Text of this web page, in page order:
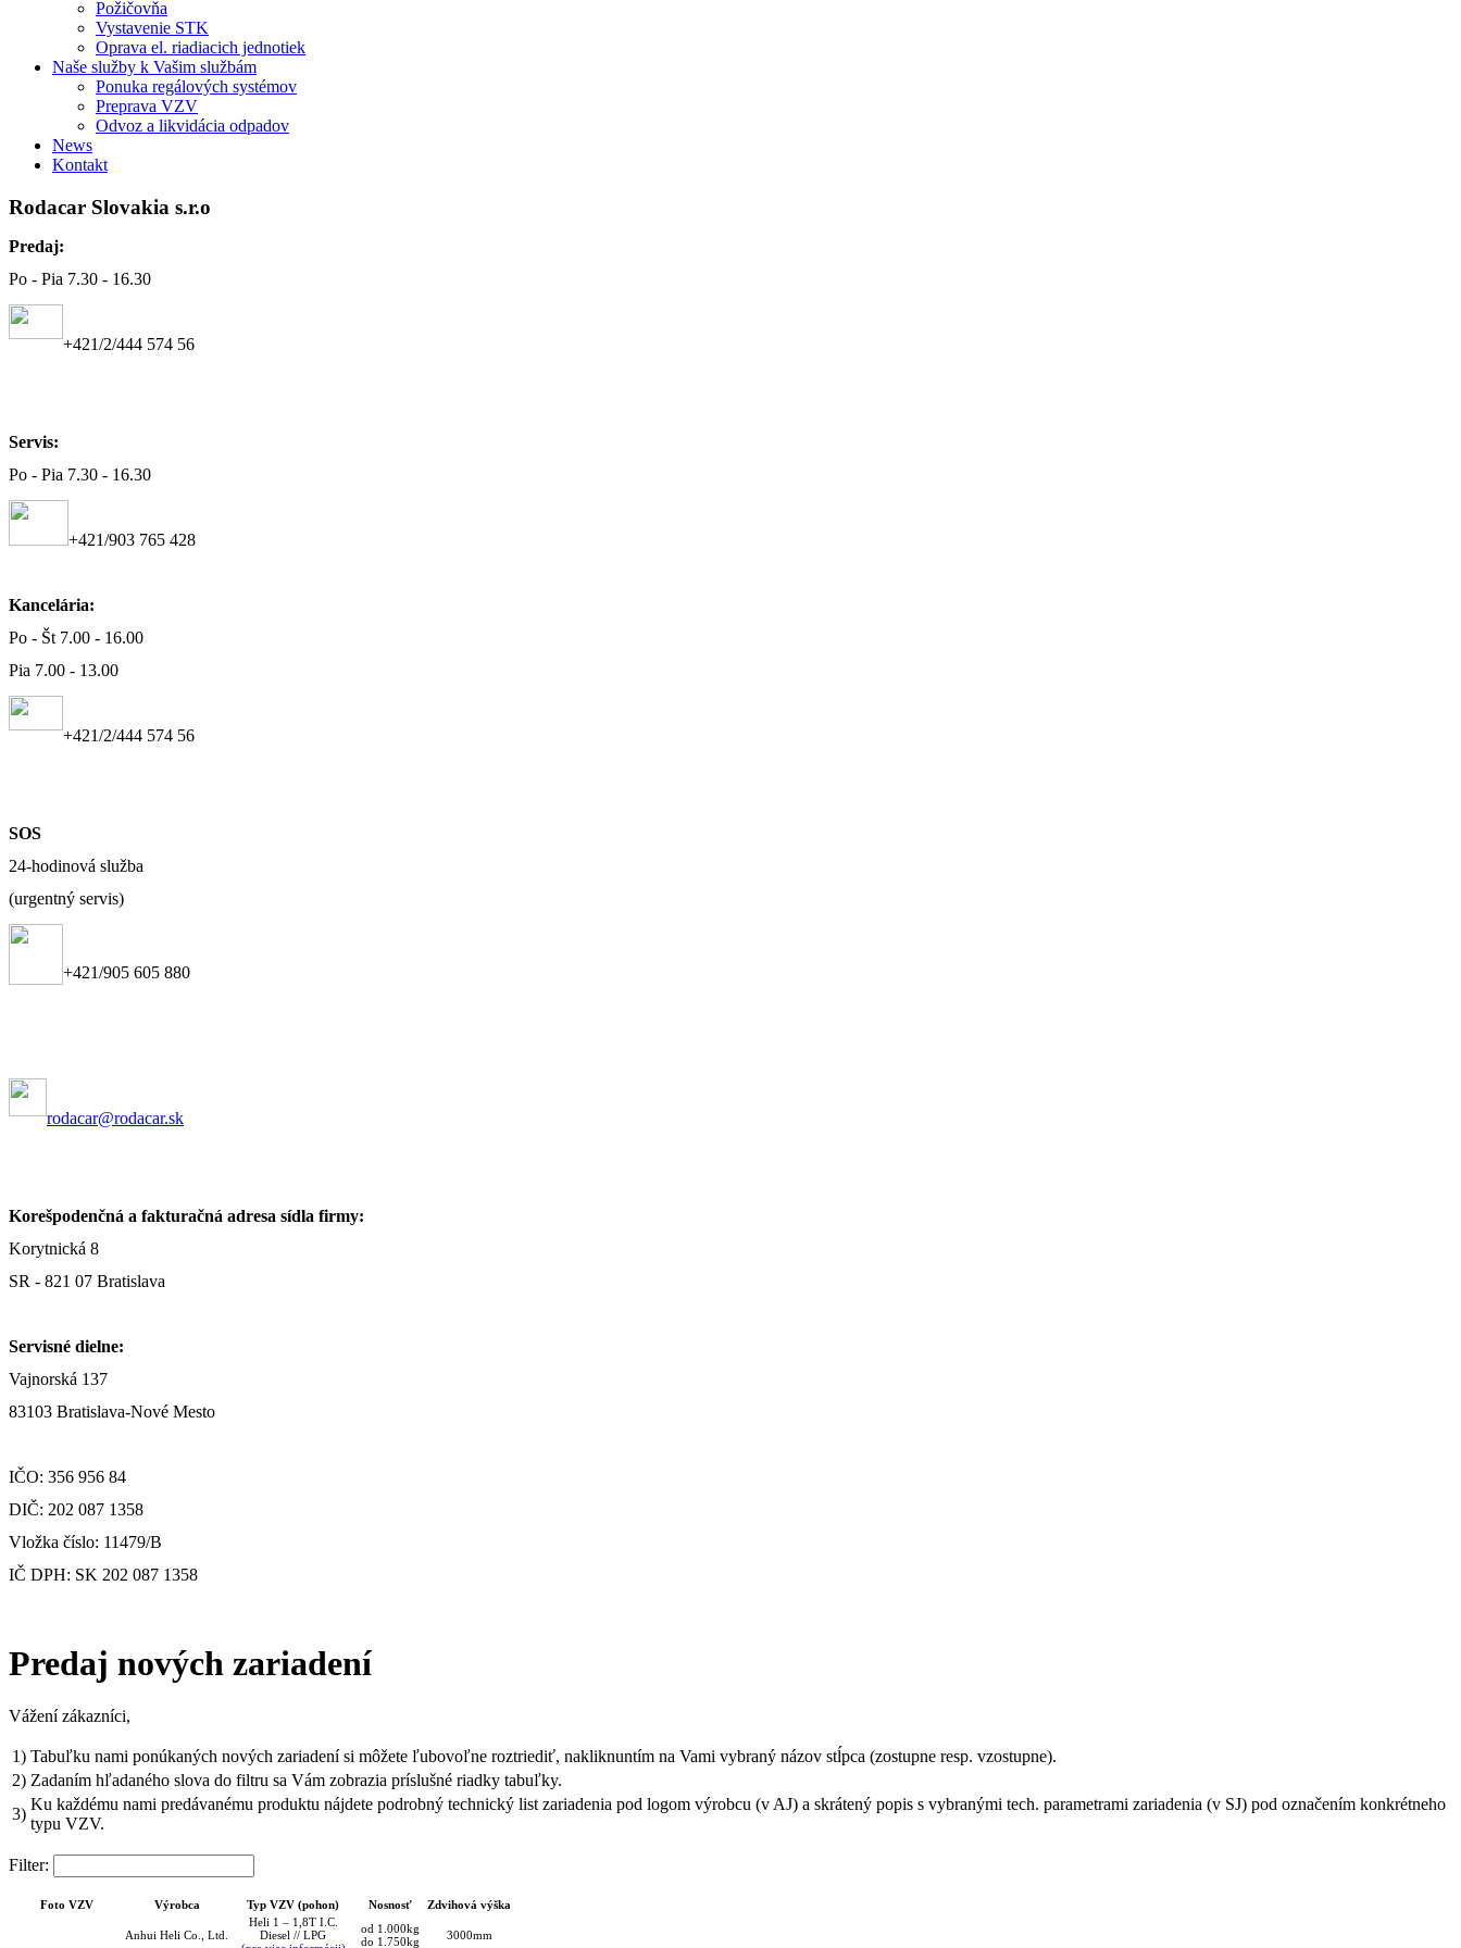
Požičovňa
Vystavenie STK
Oprava el. riadiacich jednotiek
Naše služby k Vašim službám
Ponuka regálových systémov
Preprava VZV
Odvoz a likvidácia odpadov
News
Kontakt
Rodacar Slovakia s.r.o
Predaj:
Po - Pia 7.30 - 16.30
+421/2/444 574 56
Servis:
Po - Pia 7.30 - 16.30
+421/903 765 428
Kancelária:
Po - Št 7.00 - 16.00
Pia 7.00 - 13.00
+421/2/444 574 56
SOS
24-hodinová služba
(urgentný servis)
+421/905 605 880
rodacar@rodacar.sk
Korešpodenčná a fakturačná adresa sídla firmy:
Korytnická 8
SR - 821 07 Bratislava
Servisné dielne:
Vajnorská 137
83103 Bratislava-Nové Mesto
IČO: 356 956 84
DIČ: 202 087 1358
Vložka číslo: 11479/B
IČ DPH: SK 202 087 1358
Predaj nových zariadení
Vážení zákazníci,
1) Tabuľku nami ponúkaných nových zariadení si môžete ľubovoľne roztriediť, nakliknuntím na Vami vybraný názov stĺpca (zostupne resp. vzostupne).
2) Zadaním hľadaného slova do filtru sa Vám zobrazia príslušné riadky tabuľky.
3)
Ku každému nami predávanému produktu nájdete podrobný technický list zariadenia pod logom výrobcu (v AJ) a skrátený popis s vybranými tech. parametrami zariadenia (v SJ) pod označením konkrétneho
typu VZV.
Filter:
Foto VZV Výrobca Typ VZV (pohon) Nosnosť Zdvihová výška
Anhui Heli Co., Ltd.
Heli 1 – 1,8T I.C.
Diesel // LPG
od 1.000kg
do 1.750kg
3000mm